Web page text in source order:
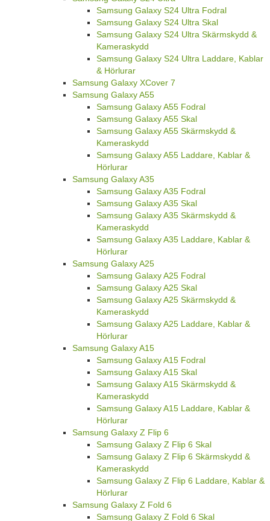
Samsung Galaxy S24 Ultra Fodral
Samsung Galaxy S24 Ultra Skal
Samsung Galaxy S24 Ultra Skärmskydd &
Kameraskydd
Samsung Galaxy S24 Ultra Laddare, Kablar
& Hörlurar
Samsung Galaxy XCover 7
Samsung Galaxy A55
Samsung Galaxy A55 Fodral
Samsung Galaxy A55 Skal
Samsung Galaxy A55 Skärmskydd &
Kameraskydd
Samsung Galaxy A55 Laddare, Kablar &
Hörlurar
Samsung Galaxy A35
Samsung Galaxy A35 Fodral
Samsung Galaxy A35 Skal
Samsung Galaxy A35 Skärmskydd &
Kameraskydd
Samsung Galaxy A35 Laddare, Kablar &
Hörlurar
Samsung Galaxy A25
Samsung Galaxy A25 Fodral
Samsung Galaxy A25 Skal
Samsung Galaxy A25 Skärmskydd &
Kameraskydd
Samsung Galaxy A25 Laddare, Kablar &
Hörlurar
Samsung Galaxy A15
Samsung Galaxy A15 Fodral
Samsung Galaxy A15 Skal
Samsung Galaxy A15 Skärmskydd &
Kameraskydd
Samsung Galaxy A15 Laddare, Kablar &
Hörlurar
Samsung Galaxy Z Flip 6
Samsung Galaxy Z Flip 6 Skal
Samsung Galaxy Z Flip 6 Skärmskydd &
Kameraskydd
Samsung Galaxy Z Flip 6 Laddare, Kablar &
Hörlurar
Samsung Galaxy Z Fold 6
Samsung Galaxy Z Fold 6 Skal